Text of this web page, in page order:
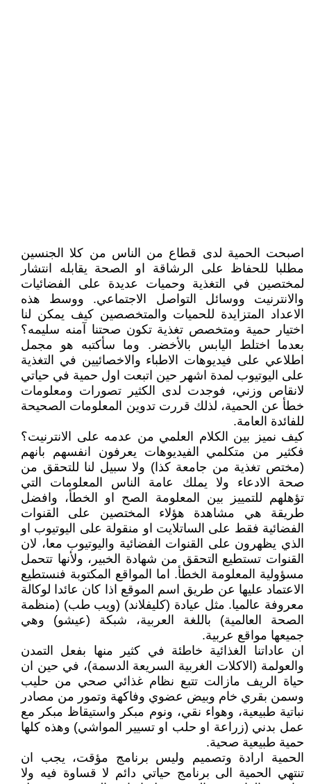
اصبحت الحمية لدى قطاع من الناس من كلا الجنسين
مطلبا للحفاظ على الرشاقة او الصحة يقابله انتشار
لمختصين في التغذية وحميات عديدة على الفضائيات
والانترنيت ووسائل التواصل الاجتماعي. ووسط هذه
الاعداد المتزايدة للحميات والمتخصصين كيف يمكن لنا
اختيار حمية ومتخصص تغذية تكون صحتنا آمنه سليمه؟
بعدما اختلط اليابس بالأخضر. وما سأكتبه هو مجمل
اطلاعي على فيديوهات الاطباء والاخصائيين في التغذية
على اليوتيوب لمدة اشهر حين اتبعت اول حمية في حياتي
لانقاص وزني، فوجدت لدى الكثير تصورات ومعلومات
خطأ عن الحمية، لذلك قررت تدوين المعلومات الصحيحة
للفائدة العامة.
كيف نميز بين الكلام العلمي من عدمه على الانترنيت؟
فكثير من متكلمي الفيديوهات يعرفون انفسهم بانهم
(مختص تغذية من جامعة كذا) ولا سبيل لنا للتحقق من
صحة الادعاء ولا يملك عامة الناس المعلومات التي
تؤهلهم للتمييز بين المعلومة الصح او الخطأ، وافضل
طريقة هي مشاهدة هؤلاء المختصين على القنوات
الفضائية فقط على الساتلايت او منقولة على اليوتيوب او
الذي يظهرون على القنوات الفضائية واليوتيوب معا، لان
القنوات تستطيع التحقق من شهادة الخبير، ولأنها تتحمل
مسؤولية المعلومة الخطأ. اما المواقع المكتوبة فنستطيع
الاعتماد عليها عن طريق اسم الموقع اذا كان عائدا لوكالة
معروفة عالميا. مثل عيادة (كليفلاند) (ويب طب) (منظمة
الصحة العالمية) باللغة العربية، شبكة (عيشو) وهي
جميعها مواقع عربية.
ان عاداتنا الغذائية خاطئة في كثير منها بفعل التمدن
والعولمة (الاكلات الغربية السريعة الدسمة)، في حين ان
حياة الريف مازالت تتبع نظام غذائي صحي من حليب
وسمن بقري خام وبيض عضوي وفاكهة وتمور من مصادر
نباتية طبيعية، وهواء نقي، ونوم مبكر واستيقاظ مبكر مع
عمل بدني (زراعة او حلب او تسيير المواشي) وهذه كلها
حمية طبيعية صحية.
الحمية ارادة وتصميم وليس برنامج مؤقت، يجب ان
تنتهي الحمية الى برنامج حياتي دائم لا قساوة فيه ولا